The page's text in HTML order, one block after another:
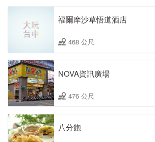
福爾摩沙草悟道酒店
468 公尺
NOVA資訊廣場
476 公尺
八分飽